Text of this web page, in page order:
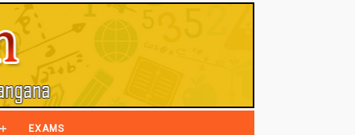
EXAMS